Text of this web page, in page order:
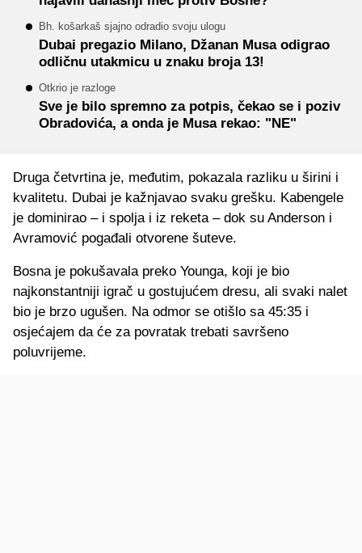
Bh. košarkaš sjajno odradio svoju ulogu
Dubai pregazio Milano, Džanan Musa odigrao
odličnu utakmicu u znaku broja 13!
Otkrio je razloge
Sve je bilo spremno za potpis, čekao se i poziv
Obradovića, a onda je Musa rekao: "NE"
Druga četvrtina je, međutim, pokazala razliku u širini i
kvalitetu. Dubai je kažnjavao svaku grešku. Kabengele
je dominirao – i spolja i iz reketa – dok su Anderson i
Avramović pogađali otvorene šuteve.
Bosna je pokušavala preko Younga, koji je bio
najkonstantniji igrač u gostujućem dresu, ali svaki nalet
bio je brzo ugušen. Na odmor se otišlo sa 45:35 i
osjećajem da će za povratak trebati savršeno
poluvrijeme.